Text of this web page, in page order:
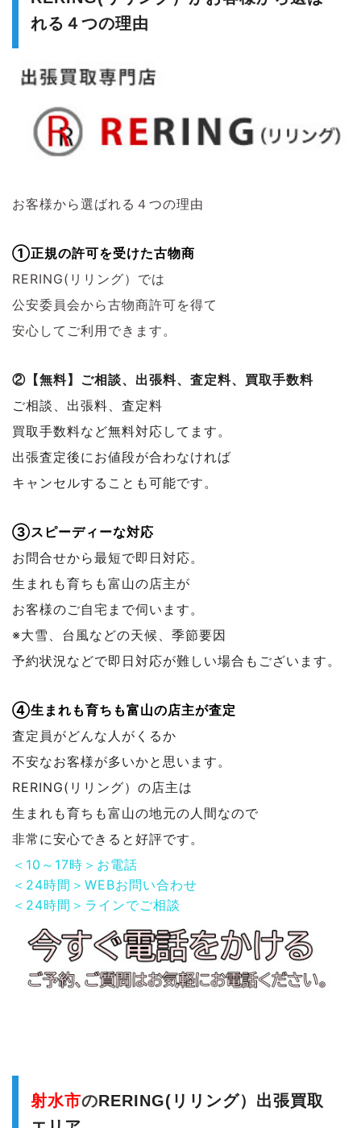
れる４つの理由
お客様から選ばれる４つの理由
①正規の許可を受けた古物商
RERING(リリング）では
公安委員会から古物商許可を得て
安心してご利用できます。
②【無料】ご相談、出張料、査定料、買取手数料
ご相談、出張料、査定料
買取手数料など無料対応してます。
出張査定後にお値段が合わなければ
キャンセルすることも可能です。
③スピーディーな対応
お問合せから最短で即日対応。
生まれも育ちも富山の店主が
お客様のご自宅まで伺います。
※大雪、台風などの天候、季節要因
予約状況などで即日対応が難しい場合もございます。
④生まれも育ちも富山の店主が査定
査定員がどんな人がくるか
不安なお客様が多いかと思います。
RERING(リリング）の店主は
生まれも育ちも富山の地元の人間なので
非常に安心できると好評です。
＜10～17時＞お電話
＜24時間＞WEBお問い合わせ
＜24時間＞ラインでご相談
射水市のRERING(リリング）出張買取